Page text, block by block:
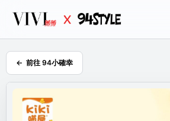
前往 94小確幸